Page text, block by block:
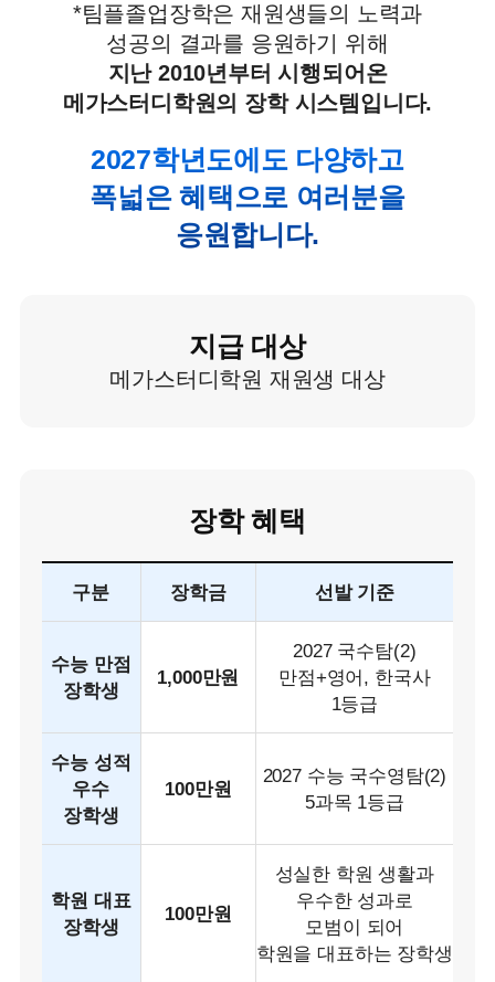
*팀플졸업장학은 재원생들의 노력과
성공의 결과를 응원하기 위해
지난 2010년부터 시행되어온
메가스터디학원의 장학 시스템입니다.
2027학년도에도 다양하고
폭넓은 혜택으로 여러분을
응원합니다.
지급 대상
메가스터디학원 재원생 대상
장학 혜택
구분 장학금 선발 기준
수능 만점
장학생
1,000만원
2027 국수탐(2)
만점+영어, 한국사
1등급
수능 성적
우수
장학생
100만원
2027 수능 국수영탐(2)
5과목 1등급
학원 대표
장학생
100만원
성실한 학원 생활과
우수한 성과로
모범이 되어
학원을 대표하는 장학생